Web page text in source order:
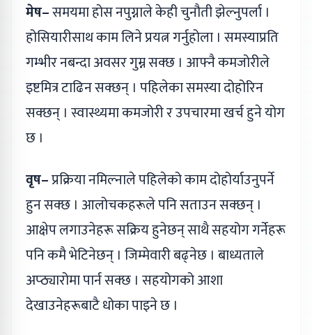
मेष–समयमा होस नपुग्नाले केही चुनौती झेल्नुपर्ला ।
होसियारीसाथ काम लिने प्रयत्न गर्नुहोला । समस्याप्रति
गम्भीर नबन्दा अवसर गुम्न सक्छ । आफ्नै कमजोरीले
इष्टमित्र टाढिन सक्छन् । पहिलेका समस्या दोहोरिन
सक्छन् । स्वास्थ्यमा कमजोरी र उपचारमा खर्च हुने योग
छ ।
वृष–प्रक्रिया नमिल्नाले पहिलेको काम दोहोर्याउनुपर्ने
हुन सक्छ । आलोचकहरूले पनि सताउन सक्छन् ।
आक्षेप लगाउनेहरू सक्रिय हुनेछन् साथै सहयोग गर्नेहरू
पनि कमै भेटिनेछन् । जिम्मेवारी बढ्नेछ । बाध्यताले
अप्ठ्यारोमा पार्न सक्छ । सहयोगको आशा
देखाउनेहरूबाटै धोका पाइने छ ।